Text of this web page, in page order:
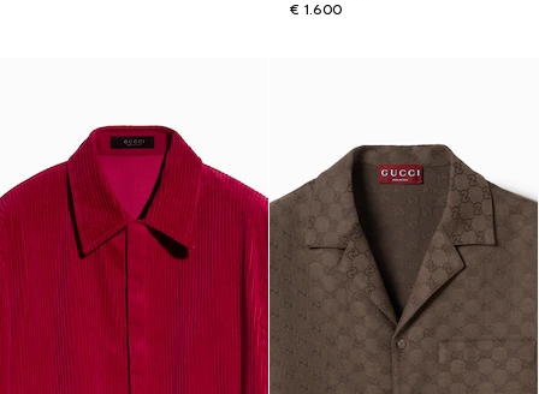
€ 1.600